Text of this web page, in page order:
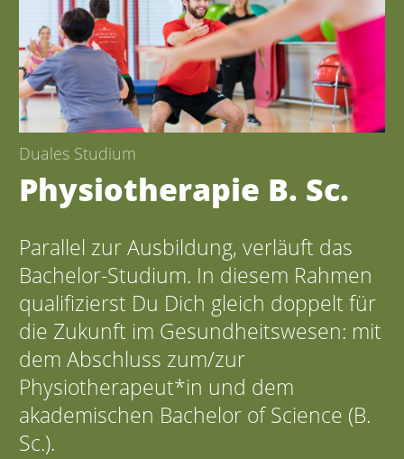
Duales Studium
Physiotherapie B. Sc.
Parallel zur Ausbildung, verläuft das
Bachelor-Studium. In diesem Rahmen
qualifizierst Du Dich gleich doppelt für
die Zukunft im Gesundheitswesen: mit
dem Abschluss zum/zur
Physiotherapeut*in und dem
akademischen Bachelor of Science (B.
Sc.).